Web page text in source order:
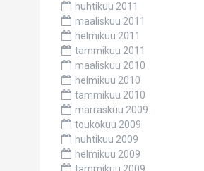
huhtikuu 2011
maaliskuu 2011
helmikuu 2011
tammikuu 2011
maaliskuu 2010
helmikuu 2010
tammikuu 2010
marraskuu 2009
toukokuu 2009
huhtikuu 2009
helmikuu 2009